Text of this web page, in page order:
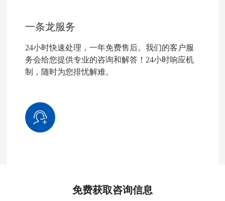
一条龙服务
24小时快速处理，一年免费售后。我们的客户服
务会给您提供专业的咨询和解答！24小时响应机
制，随时为您排忧解难。
免费获取咨询信息